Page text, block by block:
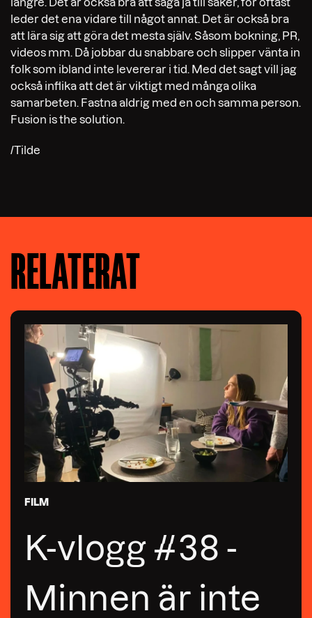
leder det ena vidare till något annat. Det är också bra
att lära sig att göra det mesta själv. Såsom bokning, PR,
videos mm. Då jobbar du snabbare och slipper vänta in
folk som ibland inte levererar i tid. Med det sagt vill jag
också inflika att det är viktigt med många olika
samarbeten. Fastna aldrig med en och samma person.
Fusion is the solution.
/Tilde
RELATERAT
FILM
K-vlogg #38 -
Minnen är inte